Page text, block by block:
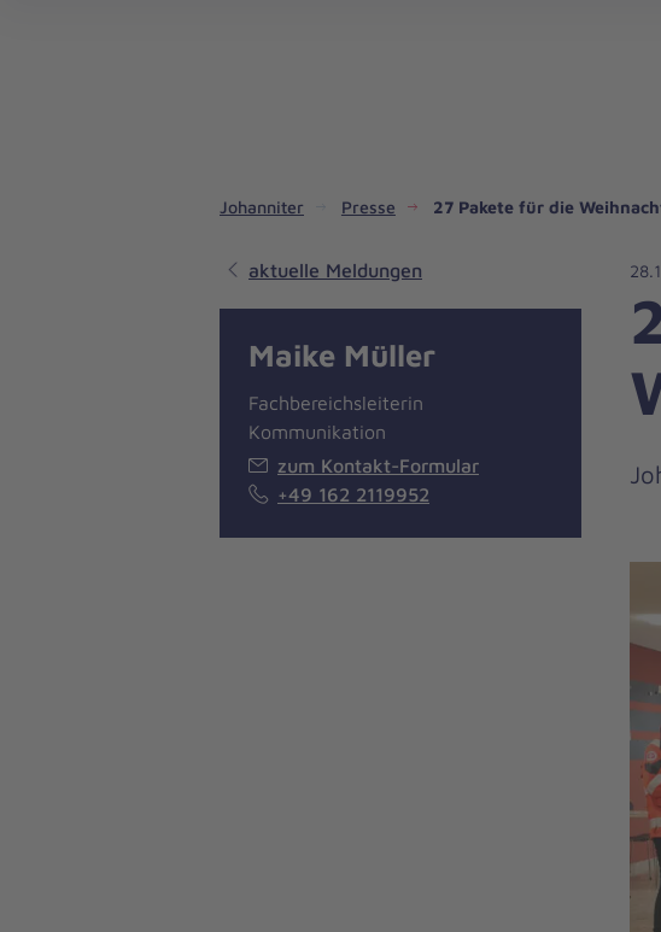
Johanniter Presse 27 Pakete für die
aktuelle Meldungen
Maike Müller
Fachbereichsleiterin
Kommunikation
zum Kontakt-Formular
+49 162 2119952